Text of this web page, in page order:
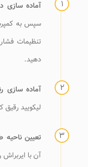
آماده سازی
سپس به
تنظیمات
دهید.
آماده سازی
لیکویید
تعیین ناحیه
آن با